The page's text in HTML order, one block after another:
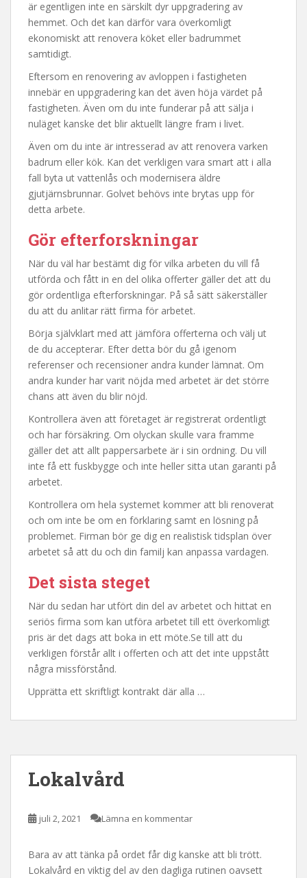
är egentligen inte en särskilt dyr uppgradering av
hemmet. Och det kan därför vara överkomligt
ekonomiskt att renovera köket eller badrummet
samtidigt.
Eftersom en renovering av avloppen i fastigheten
innebär en uppgradering kan det även höja värdet på
fastigheten. Även om du inte funderar på att sälja i
nuläget kanske det blir aktuellt längre fram i livet.
Även om du inte är intresserad av att renovera varken
badrum eller kök. Kan det verkligen vara smart att i alla
fall byta ut vattenlås och modernisera äldre
gjutjärnsbrunnar. Golvet behövs inte brytas upp för
detta arbete.
Gör efterforskningar
När du väl har bestämt dig för vilka arbeten du vill få
utförda och fått in en del olika offerter gäller det att du
gör ordentliga efterforskningar. På så sätt säkerställer
du att du anlitar rätt firma för arbetet.
Börja självklart med att jämföra offerterna och välj ut
de du accepterar. Efter detta bör du gå igenom
referenser och recensioner andra kunder lämnat. Om
andra kunder har varit nöjda med arbetet är det större
chans att även du blir nöjd.
Kontrollera även att företaget är registrerat ordentligt
och har försäkring. Om olyckan skulle vara framme
gäller det att allt pappersarbete är i sin ordning. Du vill
inte få ett fuskbygge och inte heller sitta utan garanti på
arbetet.
Kontrollera om hela systemet kommer att bli renoverat
och om inte be om en förklaring samt en lösning på
problemet. Firman bör ge dig en realistisk tidsplan över
arbetet så att du och din familj kan anpassa vardagen.
Det sista steget
När du sedan har utfört din del av arbetet och hittat en
seriös firma som kan utföra arbetet till ett överkomligt
pris är det dags att boka in ett möte.Se till att du
verkligen förstår allt i offerten och att det inte uppstått
några missförstånd.
Upprätta ett skriftligt kontrakt där alla …
Lokalvård
juli 2, 2021 Lämna en kommentar
Bara av att tänka på ordet får dig kanske att bli trött.
Lokalvård en viktig del av den dagliga rutinen oavsett